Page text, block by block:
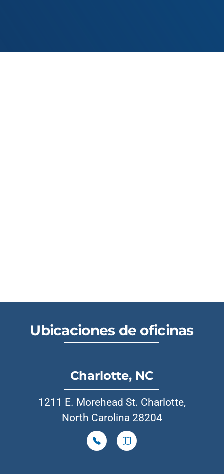
Ubicaciones de oficinas
Charlotte, NC
1211 E. Morehead St. Charlotte,
North Carolina 28204